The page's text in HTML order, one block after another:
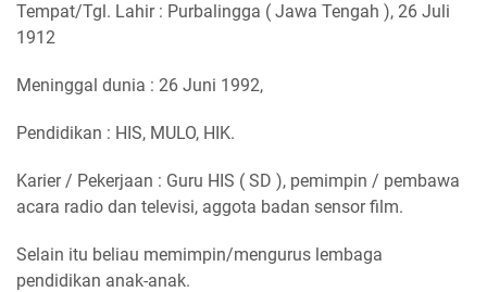
Tempat/Tgl. Lahir : Purbalingga ( Jawa Tengah ), 26 Juli
1912
Meninggal dunia : 26 Juni 1992,
Pendidikan : HIS, MULO, HIK.
Karier / Pekerjaan : Guru HIS ( SD ), pemimpin / pembawa
acara radio dan televisi, aggota badan sensor film.
Selain itu beliau memimpin/mengurus lembaga
pendidikan anak-anak.